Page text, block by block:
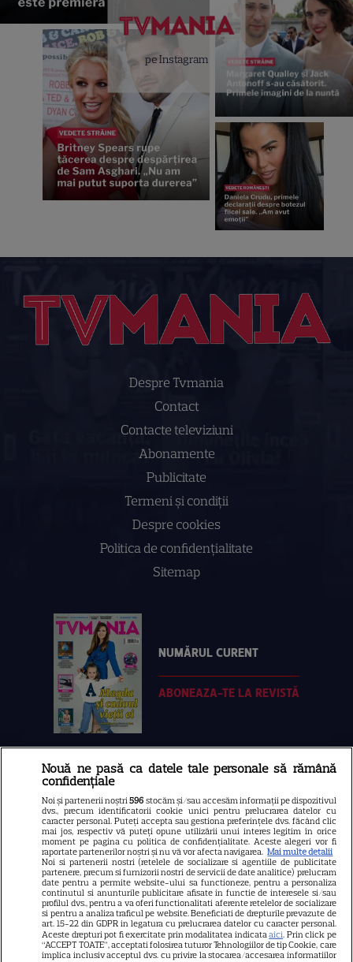
pe Instagram
Despre Tvmania
Contact
Contacte televiziuni
Abonamente
Publicitate
Termeni și condiții
Despre cookies
Politica de confidenţialitate
Sitemap
NUMĂRUL CURENT
ABONEAZA-TE LA REVISTĂ
Libertatea
Libertatea pentru femei
GSP
Știri mondene
Avantaje
Elle
Unica
Retete practice
Nouă ne pasă ca datele tale personale să rămână
confidențiale
Noi și partenerii noștri596 stocăm și/sau accesăm informații pe dispozitivul
dvs., precum identificatorii cookie unici pentru prelucrarea datelor cu
caracter personal. Puteți accepta sau gestiona preferințele dvs. făcând clic
mai jos, respectiv vă puteți opune utilizării unui interes legitim în orice
moment pe pagina cu politica de confidențialitate. Aceste alegeri vor fi
raportate partenerilor noștri și nu vă vor afecta navigarea. Mai multe detalii
Noi si partenerii nostri (retelele de socializare si agentiile de publicitate
partenere, precum si furnizorii nostri de servicii de date analitice) prelucram
date pentru a permite website-ului sa functioneze, pentru a personaliza
continutul si anunturile publicitare afisate in functie de interesele si/sau
profilul dvs., pentru a va oferi functionalitati aferente retelelor de socializare
si pentru a analiza traficul pe website. Beneficiati de drepturile prevazute de
art. 15-22 din GDPR in legatura cu prelucrarea datelor cu caracter personal.
Aceste drepturi pot fi exercitate prin modalitatea indicataaici. Prin click pe
“ACCEPT TOATE”, acceptati folosirea tuturor Tehnologiilor de tip Cookie, care
implica inclusiv acceptul dvs. cu privire la stocarea/accesarea informatiilor